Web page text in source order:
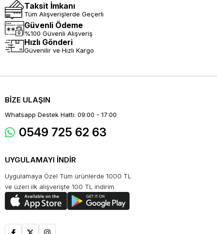
Taksit İmkanı
Tüm Alışverişlerde Geçerli
Güvenli Ödeme
%100 Güvenli Alışveriş
Hızlı Gönderi
Güvenilir ve Hızlı Kargo
BİZE ULAŞIN
Whatsapp Destek Hattı: 09:00 - 17:00
0549 725 62 63
UYGULAMAYI İNDİR
Uygulamaya Özel Tüm ürünlerde 1000 TL
ve üzeri ilk alışverişte 100 TL indirim